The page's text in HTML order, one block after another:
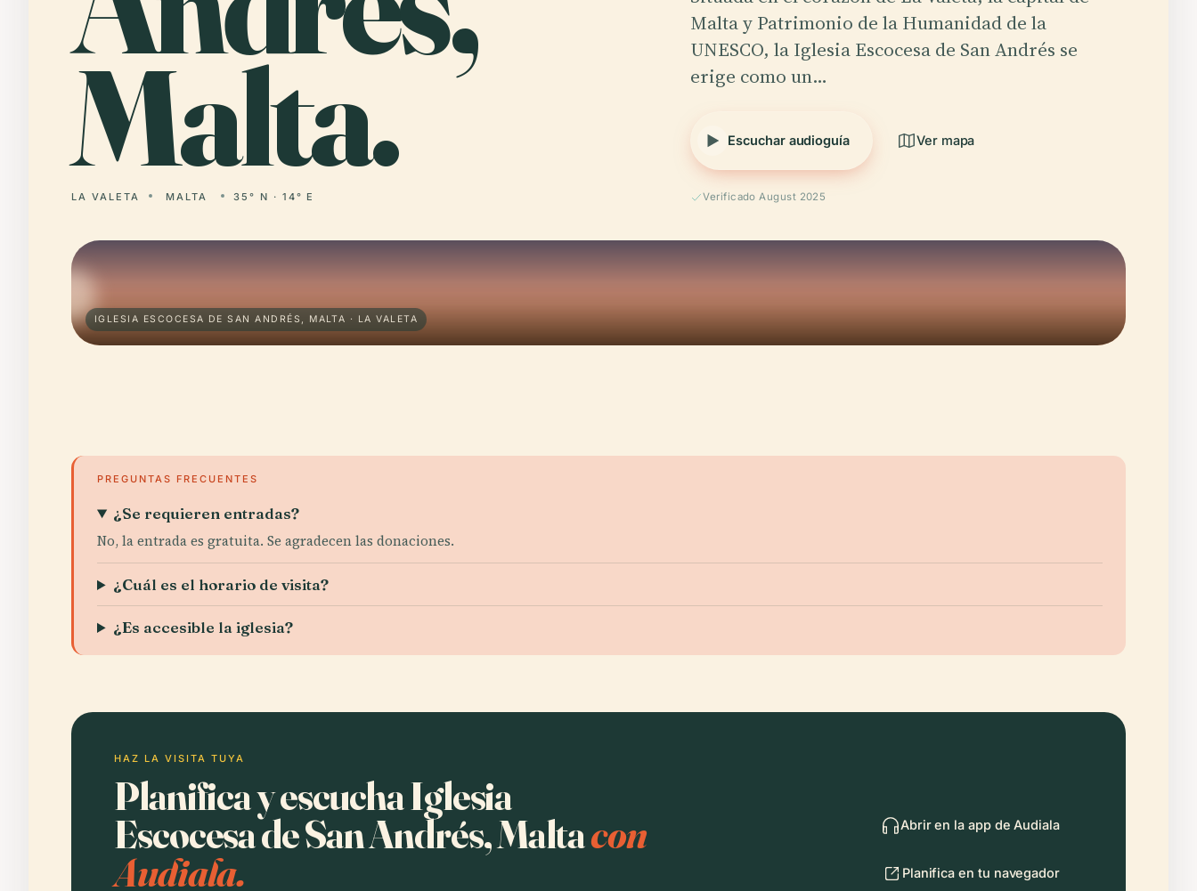
Malta.
LA VALETA MALTA 35° N · 14° E
Malta y Patrimonio de la Humanidad de la
UNESCO, la Iglesia Escocesa de San Andrés se
erige como un…
Escuchar audioguía Ver mapa
Verificado August 2025
IGLESIA ESCOCESA DE SAN ANDRÉS, MALTA · LA VALETA
PREGUNTAS FRECUENTES
¿Se requieren entradas?
No, la entrada es gratuita. Se agradecen las donaciones.
¿Cuál es el horario de visita?
¿Es accesible la iglesia?
HAZ LA VISITA TUYA
Planifica y escucha Iglesia
Escocesa de San Andrés, Maltacon
Audiala.
Abrir en la app de Audiala
Planifica en tu navegador